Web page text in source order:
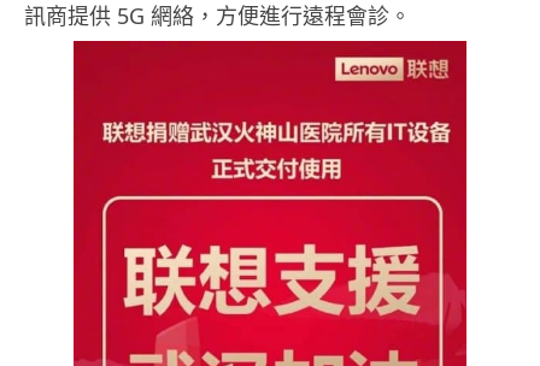
訊商提供 5G 網絡，方便進行遠程會診。